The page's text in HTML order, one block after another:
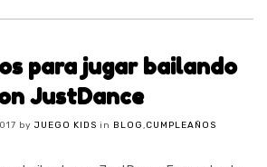
para jugar bailando
JustDance
by JUEGO KIDS in BLOG,CUMPLEAÑOS